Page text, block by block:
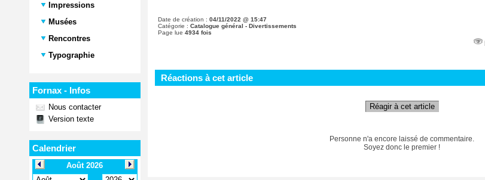
Impressions
Musées
Rencontres
Typographie
Fornax - Infos
Nous contacter
Version texte
Calendrier
Date de création : 04/11/2022 @ 15:47
Catégorie : Catalogue général - Divertissements
Page lue 4934 fois
Réactions à cet article
Réagir à cet article
Personne n'a encore laissé de commentaire.
Soyez donc le premier !